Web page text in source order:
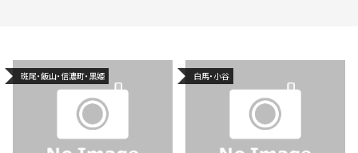
斑尾・飯山・信濃町・黒姫 白馬・小谷